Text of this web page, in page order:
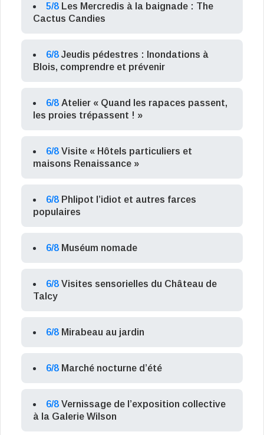
5/8 Les Mercredis à la baignade : The
Cactus Candies
6/8 Jeudis pédestres : Inondations à
Blois, comprendre et prévenir
6/8 Atelier « Quand les rapaces passent,
les proies trépassent ! »
6/8 Visite « Hôtels particuliers et
maisons Renaissance »
6/8 Phlipot l’idiot et autres farces
populaires
6/8 Muséum nomade
6/8 Visites sensorielles du Château de
Talcy
6/8 Mirabeau au jardin
6/8 Marché nocturne d’été
6/8 Vernissage de l’exposition collective
à la Galerie Wilson